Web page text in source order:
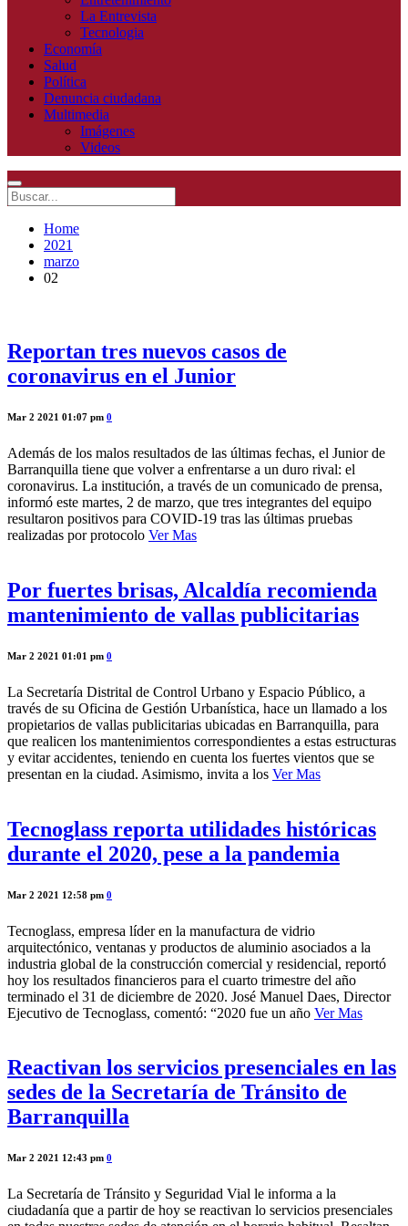
La Entrevista
Tecnologia
Economía
Salud
Política
Denuncia ciudadana
Multimedia
Imágenes
Videos
Home
2021
marzo
02
Reportan tres nuevos casos de
coronavirus en el Junior
Mar 2 2021 01:07 pm 0
Además de los malos resultados de las últimas fechas, el Junior de
Barranquilla tiene que volver a enfrentarse a un duro rival: el
coronavirus. La institución, a través de un comunicado de prensa,
informó este martes, 2 de marzo, que tres integrantes del equipo
resultaron positivos para COVID-19 tras las últimas pruebas
realizadas por protocolo Ver Mas
Por fuertes brisas, Alcaldía recomienda
mantenimiento de vallas publicitarias
Mar 2 2021 01:01 pm 0
La Secretaría Distrital de Control Urbano y Espacio Público, a
través de su Oficina de Gestión Urbanística, hace un llamado a los
propietarios de vallas publicitarias ubicadas en Barranquilla, para
que realicen los mantenimientos correspondientes a estas estructuras
y evitar accidentes, teniendo en cuenta los fuertes vientos que se
presentan en la ciudad. Asimismo, invita a los Ver Mas
Tecnoglass reporta utilidades históricas
durante el 2020, pese a la pandemia
Mar 2 2021 12:58 pm 0
Tecnoglass, empresa líder en la manufactura de vidrio
arquitectónico, ventanas y productos de aluminio asociados a la
industria global de la construcción comercial y residencial, reportó
hoy los resultados financieros para el cuarto trimestre del año
terminado el 31 de diciembre de 2020. José Manuel Daes, Director
Ejecutivo de Tecnoglass, comentó: “2020 fue un año Ver Mas
Reactivan los servicios presenciales en las
sedes de la Secretaría de Tránsito de
Barranquilla
Mar 2 2021 12:43 pm 0
La Secretaría de Tránsito y Seguridad Vial le informa a la
ciudadanía que a partir de hoy se reactivan lo servicios presenciales